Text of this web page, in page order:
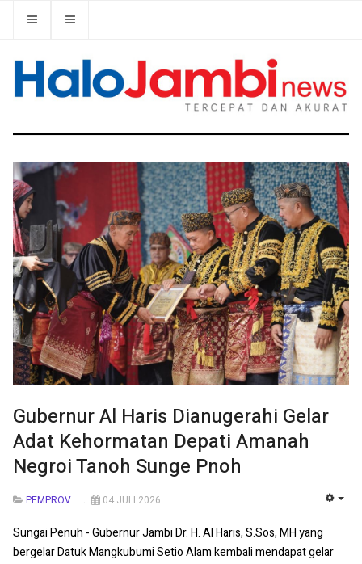
Gubernur Al Haris Dianugerahi Gelar
Adat Kehormatan Depati Amanah
Negroi Tanoh Sunge Pnoh
PEMPROV 04 JULI 2026
Sungai Penuh - Gubernur Jambi Dr. H. Al Haris, S.Sos, MH yang
bergelar Datuk Mangkubumi Setio Alam kembali mendapat gelar